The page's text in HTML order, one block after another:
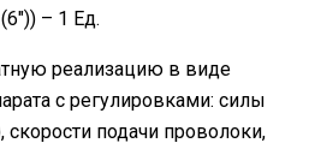
– 1 Ед.
реализацию в виде
с регулировками: силы
скорости подачи проволоки,